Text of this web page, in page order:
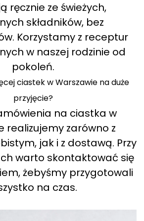
ręcznie ze świeżych,
składników, bez
Korzystamy z receptur
w naszej rodzinie od
pokoleń.
ciastek w Warszawie na duże
przyjęcie?
na ciastka w
realizujemy zarówno z
jak i z dostawą. Przy
warto skontaktować się
żebyśmy przygotowali
na czas.